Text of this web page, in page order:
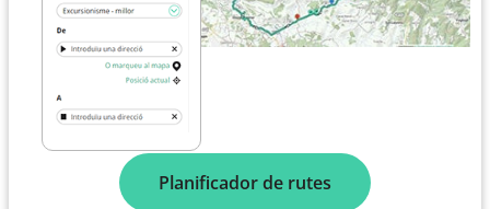
Planificador de rutes